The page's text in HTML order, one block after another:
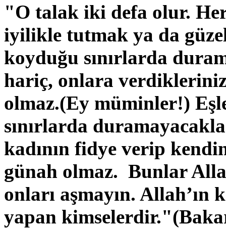
"O talak iki defa olur.
iyilikle tutmak ya da
koyduğu sınırlarda
hariç, onlara
olmaz.(Ey müminler!)
sınırlarda
kadının fidye verip
günah olmaz. Bunlar
onları aşmayın. Allah’ın
yapan kimselerdir."